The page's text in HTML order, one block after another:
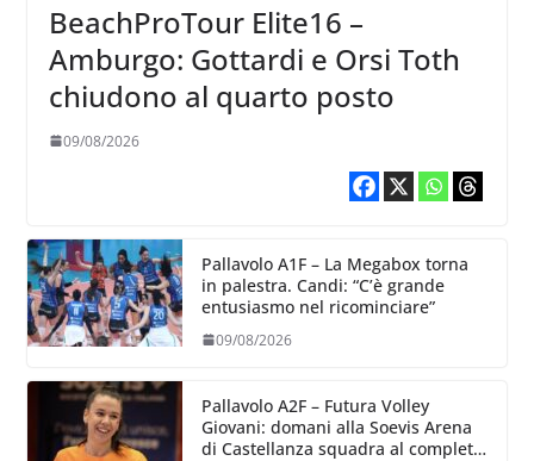
BeachProTour Elite16 –
Amburgo: Gottardi e Orsi Toth
chiudono al quarto posto
09/08/2026
Pallavolo A1F – La Megabox torna
in palestra. Candi: “C’è grande
entusiasmo nel ricominciare”
09/08/2026
Pallavolo A2F – Futura Volley
Giovani: domani alla Soevis Arena
di Castellanza squadra al completo